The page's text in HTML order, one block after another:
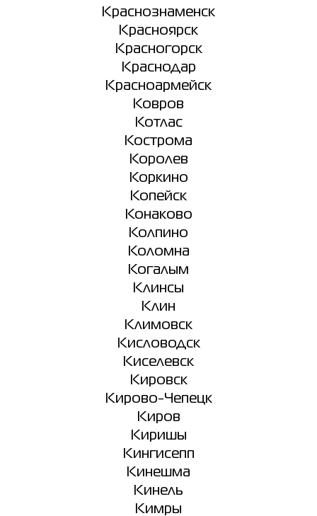
Краснознаменск
Красноярск
Красногорск
Краснодар
Красноармейск
Ковров
Котлас
Кострома
Королев
Коркино
Копейск
Конаково
Колпино
Коломна
Когалым
Клинсы
Клин
Климовск
Кисловодск
Киселевск
Кировск
Кирово-Чепецк
Киров
Киришы
Кингисепп
Кинешма
Кинель
Кимры